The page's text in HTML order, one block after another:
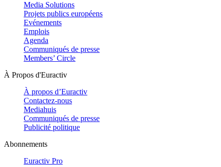
Media Solutions
Projets publics européens
Evénements
Emplois
Agenda
Communiqués de presse
Members’ Circle
À Propos d'Euractiv
À propos d’Euractiv
Contactez-nous
Mediahuis
Communiqués de presse
Publicité politique
Abonnements
Euractiv Pro